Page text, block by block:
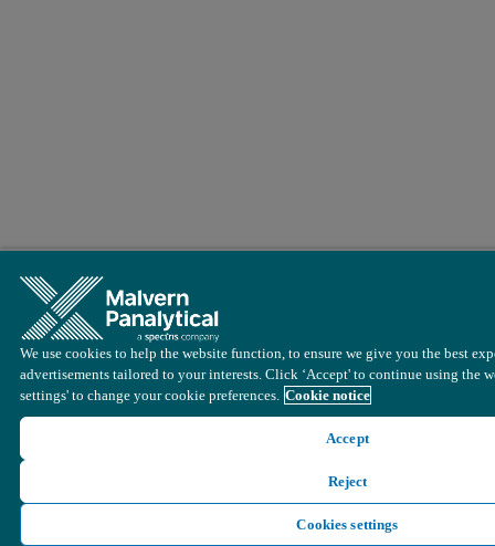
We use cookies to help the website function, to ensure we give you the best
advertisements tailored to your interests. Click ‘Accept' to continue using the
settings' to change your cookie preferences. Cookie notice
Accept
Reject
Cookies settings